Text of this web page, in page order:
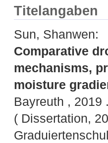
Titelangaben
Sun, Shanwen:
Comparative
mechanisms,
moisture
Bayreuth , 2019
( Dissertation,